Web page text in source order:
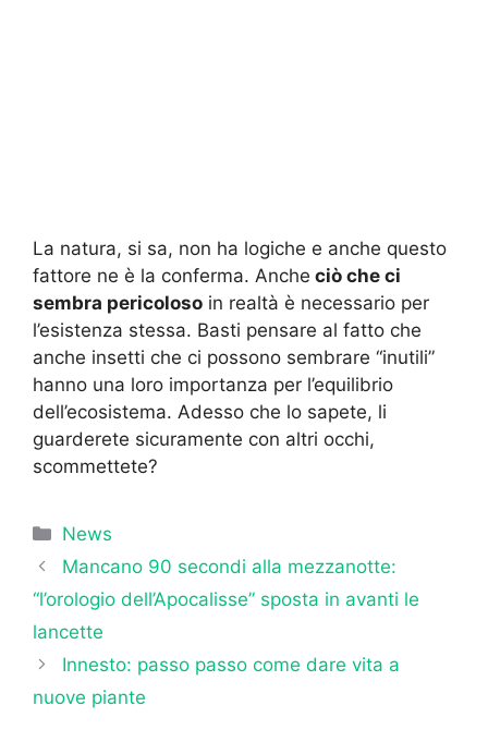
La natura, si sa, non ha logiche e anche questo
fattore ne è la conferma. Anche ciò che ci
sembra pericoloso in realtà è necessario per
l’esistenza stessa. Basti pensare al fatto che
anche insetti che ci possono sembrare “inutili”
hanno una loro importanza per l’equilibrio
dell’ecosistema. Adesso che lo sapete, li
guarderete sicuramente con altri occhi,
scommettete?
Categorie
News
Mancano 90 secondi alla mezzanotte:
“l’orologio dell’Apocalisse” sposta in avanti le
lancette
Innesto: passo passo come dare vita a
nuove piante